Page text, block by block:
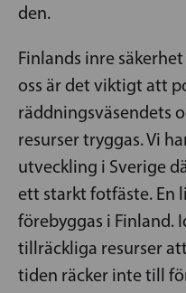
den.
Finlands inre
oss är det viktigt att
räddningsväsendets
resurser tryggas. Vi
utveckling i Sverige
ett starkt fotfäste. En
förebyggas i Finland.
tillräckliga resurser
tiden räcker inte till